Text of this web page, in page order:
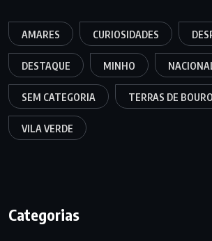
AMARES CURIOSIDADES
DESTAQUE MINHO
SEM CATEGORIA TERRAS DE BOURO
VILA VERDE
Categorias